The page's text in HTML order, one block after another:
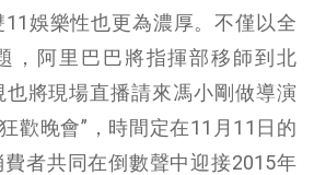
娛樂性也更為濃厚。不僅以全
，阿里巴巴將指揮部移師到北
將現場直播請來馮小剛做導演
歡晚會”，時間定在11月11日的
者共同在倒數聲中迎接2015年